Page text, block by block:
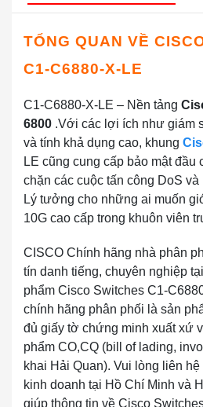
TỔNG QUAN VỀ
C1-C6880-X-LE
C1-C6880-X-LE – Nền tảng
6800 .Với các lợi ích như giám
và tính khả dụng cao, khung
LE cũng cung cấp bảo mật đầu
chặn các cuộc tấn công DoS
Lý tưởng cho những ai muốn
10G cao cấp trong khuôn viên
CISCO Chính hãng nhà phân
tín danh tiếng, chuyên nghiệp
phẩm Cisco Switches C1-
chính hãng phân phối là sản
đủ giấy tờ chứng minh xuất xứ
phẩm CO,CQ (bill of lading,
khai Hải Quan). Vui lòng liên
kinh doanh tại Hồ Chí Minh và
giúp thông tin về Cisco